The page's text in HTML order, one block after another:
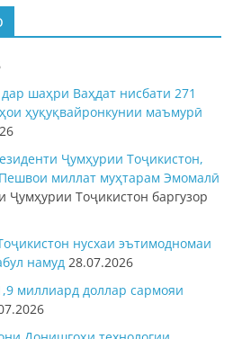
шаҳри Ваҳдат нисбати 271
ҳуқуқвайронкунии маъмурӣ
Ҷумҳурии Тоҷикистон,
миллат муҳтарам Эмомалӣ
Ҷумҳурии Тоҷикистон баргузор
нусхаи эътимодномаи
намуд 28.07.2026
миллиард доллар сармояи